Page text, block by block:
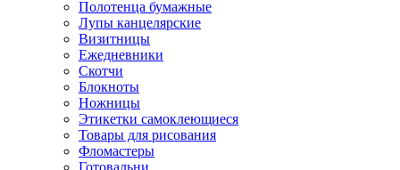
Полотенца бумажные
Лупы канцелярские
Визитницы
Ежедневники
Скотчи
Блокноты
Ножницы
Этикетки самоклеющиеся
Товары для рисования
Фломастеры
Готовальни